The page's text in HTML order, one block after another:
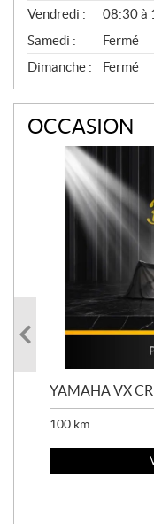
Vendredi :
08:30 à
Samedi :
Fermé
Dimanche :
Fermé
OCCASION
YAMAHA VX
100 km